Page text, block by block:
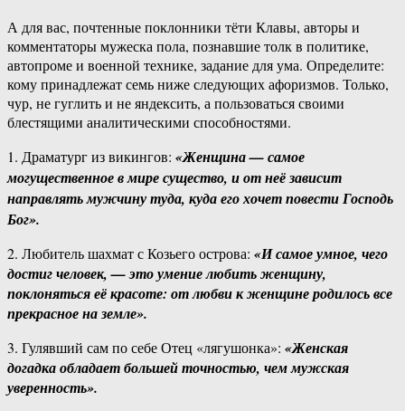
А для вас, почтенные поклонники тёти Клавы, авторы и
комментаторы мужеска пола, познавшие толк в политике,
автопроме и военной технике, задание для ума. Определите:
кому принадлежат семь ниже следующих афоризмов. Только,
чур, не гуглить и не яндексить, а пользоваться своими
блестящими аналитическими способностями.
1. Драматург из викингов: «Женщина — самое
могущественное в мире существо, и от неё зависит
направлять мужчину туда, куда его хочет повести Господь
Бог».
2. Любитель шахмат с Козьего острова: «И самое умное, чего
достиг человек, — это умение любить женщину,
поклоняться её красоте: от любви к женщине родилось все
прекрасное на земле».
3. Гулявший сам по себе Отец «лягушонка»: «Женская
догадка обладает большей точностью, чем мужская
уверенность».